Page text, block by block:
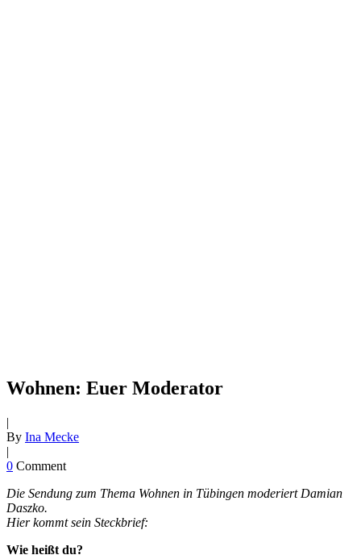
Wohnen: Euer Moderator
|
By Ina Mecke
|
0 Comment
Die Sendung zum Thema Wohnen in Tübingen moderiert Damian
Daszko.
Hier kommt sein Steckbrief:
Wie heißt du?